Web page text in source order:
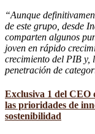
“Aunque
de este grupo, desde
comparten algunos
joven en rápido
crecimiento del PIB y,
penetración de
Exclusiva 1 del CEO
las prioridades de
sostenibilidad